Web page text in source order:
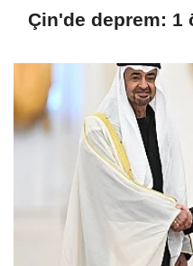
Çin'de deprem: 1